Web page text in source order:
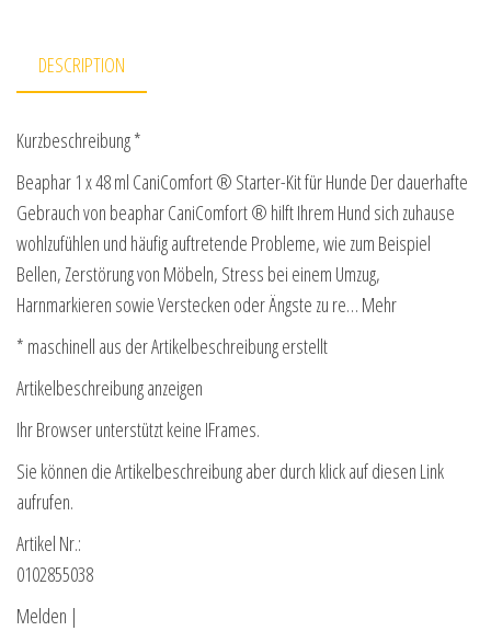
DESCRIPTION
Kurzbeschreibung *
Beaphar 1 x 48 ml CaniComfort ® Starter-Kit für Hunde Der dauerhafte
Gebrauch von beaphar CaniComfort ® hilft Ihrem Hund sich zuhause
wohlzufühlen und häufig auftretende Probleme, wie zum Beispiel
Bellen, Zerstörung von Möbeln, Stress bei einem Umzug,
Harnmarkieren sowie Verstecken oder Ängste zu re… Mehr
* maschinell aus der Artikelbeschreibung erstellt
Artikelbeschreibung anzeigen
Ihr Browser unterstützt keine IFrames.
Sie können die Artikelbeschreibung aber durch klick auf diesen Link
aufrufen.
Artikel Nr.:
0102855038
Melden |